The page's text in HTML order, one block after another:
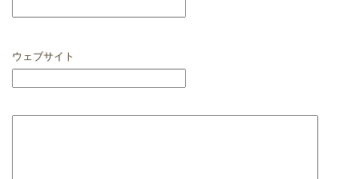
ウェブサイト